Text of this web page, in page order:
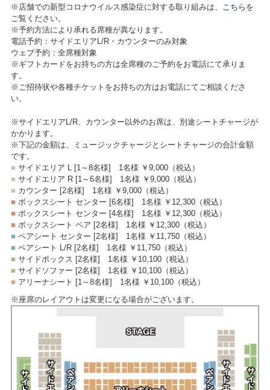
※店舗での新型コロナウイルス感染症に対する取り組みは、 こちら を
ご覧ください。
※予約方法により承れる席種が異なります。
電話予約：サイドエリアL/R・カウンターのみ対象
ウェブ予約：全席種対象
※ギフトカードをお持ちの方は全席種のご予約をお電話にて承りま
す。
※ご招待状や各種チケットをお持ちの方はお電話にてご相談くださ
い。
※サイドエリアL/R、カウンター以外のお席は、別途シートチャージが
かかります。
※下記の金額は、ミュージックチャージとシートチャージの合計金額
です。
■ サイドエリア L [1～8名様] 1名様 ￥9,000 （税込）
■ サイドエリア R [1～6名様] 1名様 ￥9,000 （税込）
■ カウンター [2名様] 1名様 ￥9,000 （税込）
■ ボックスシート センター [6名様] 1名様 ￥12,300 （税込）
■ ボックスシート センター [4名様] 1名様 ￥12,300 （税込）
■ ボックスシート ペア [2名様] 1名様 ￥12,300 （税込）
■ ペアシート センター [2名様] 1名様 ￥11,750 （税込）
■ ペアシート L/R [2名様] 1名様 ￥11,750 （税込）
■ サイドボックス [2名様] 1名様 ￥10,100 （税込）
■ サイドソファー [2名様] 1名様 ￥10,100 （税込）
■ アリーナシート [1～8名様] 1名様 ￥10,100 （税込）
※座席のレイアウトは変更になる場合がございます。